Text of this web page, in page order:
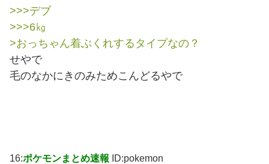
>>>デブ
>>>6㎏
>おっちゃん着ぶくれするタイプなの？
せやで
毛のなかにきのみためこんどるやで
16:ポケモンまとめ速報 ID:pokemon